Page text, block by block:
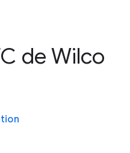
de Wilco